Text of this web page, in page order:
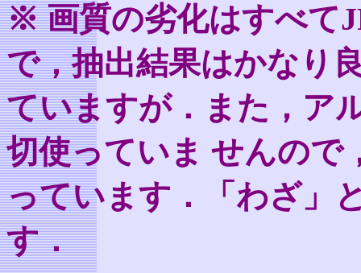
※ 画質の劣化はすべて
で，抽出結果はかなり
ていますが．また，ア
切使っていま せんので
っています．「わざ」
す．